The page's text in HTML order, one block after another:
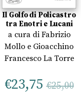
Il Golfo di Policastro
tra Enotri e Lucani
a cura di Fabrizio
Mollo e Gioacchino
Francesco La Torre
€23,75 €25,00